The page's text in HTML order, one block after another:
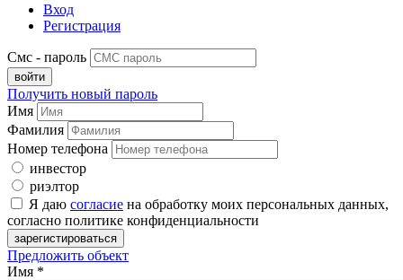
Вход
Регистрация
Смс - пароль
Получить новый пароль
Имя
Фамилия
Номер телефона
инвестор
риэлтор
Я даю согласие на обработку моих персональных данных,
согласно политике конфиденциальности
Предложить объект
Имя *